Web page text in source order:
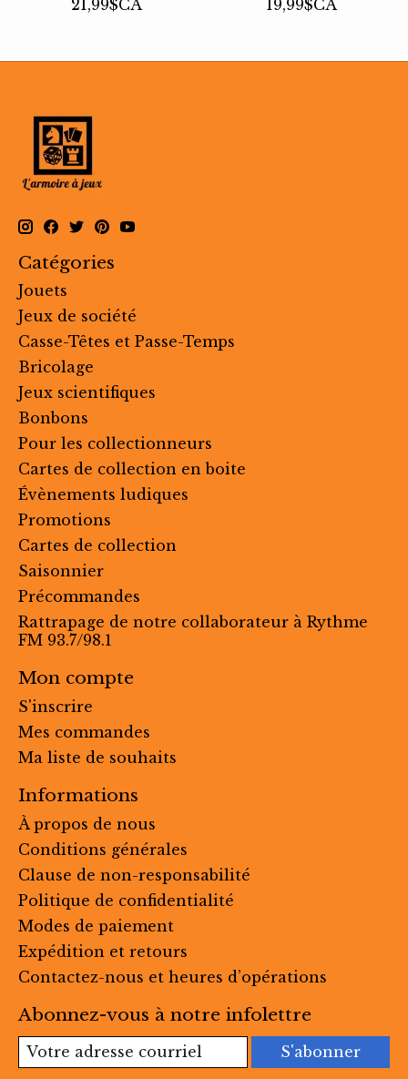
21,99$CA
19,99$CA
Catégories
Jouets
Jeux de société
Casse-Têtes et Passe-Temps
Bricolage
Jeux scientifiques
Bonbons
Pour les collectionneurs
Cartes de collection en boite
Évènements ludiques
Promotions
Cartes de collection
Saisonnier
Précommandes
Rattrapage de notre collaborateur à Rythme
FM 93.7/98.1
Mon compte
S'inscrire
Mes commandes
Ma liste de souhaits
Informations
À propos de nous
Conditions générales
Clause de non-responsabilité
Politique de confidentialité
Modes de paiement
Expédition et retours
Contactez-nous et heures d’opérations
Abonnez-vous à notre infolettre
S'abonner